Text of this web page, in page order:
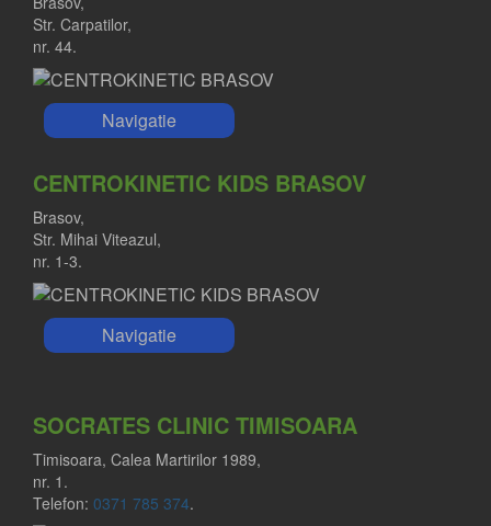
Str. Carpatilor,
nr. 44.
Navigatie
CENTROKINETIC KIDS BRASOV
Brasov,
Str. Mihai Viteazul,
nr. 1-3.
Navigatie
SOCRATES CLINIC TIMISOARA
Timisoara, Calea Martirilor 1989,
nr. 1.
Telefon: 0371 785 374.